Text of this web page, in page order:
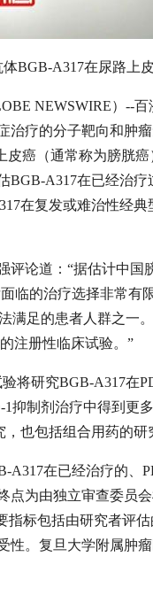
BGB-A317在尿路上
NEWSWIRE）--
治疗的分子靶向和肿
癌（通常称为膀胱
BGB-A317在已经治
在复发或难治性经
论道：“据估计中国
临的治疗选择非常有
满足的患者人群之一
注册性临床试验。”
将研究BGB-A317在
抑制剂治疗中得到更
也包括组合用药的研
A317在已经治疗的、
点为由独立审查委员
指标包括由研究者评
。复旦大学附属肿